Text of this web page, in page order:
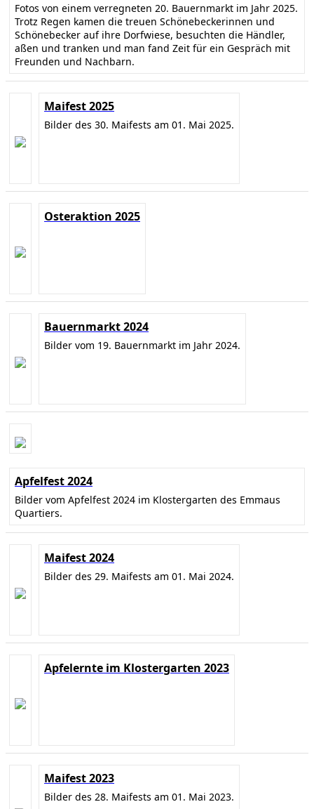
Fotos von einem verregneten 20. Bauernmarkt im Jahr 2025.
Trotz Regen kamen die treuen Schönebeckerinnen und
Schönebecker auf ihre Dorfwiese, besuchten die Händler,
aßen und tranken und man fand Zeit für ein Gespräch mit
Freunden und Nachbarn.
Maifest 2025
Bilder des 30. Maifests am 01. Mai 2025.
Osteraktion 2025
Bauernmarkt 2024
Bilder vom 19. Bauernmarkt im Jahr 2024.
Apfelfest 2024
Bilder vom Apfelfest 2024 im Klostergarten des Emmaus
Quartiers.
Maifest 2024
Bilder des 29. Maifests am 01. Mai 2024.
Apfelernte im Klostergarten 2023
Maifest 2023
Bilder des 28. Maifests am 01. Mai 2023.